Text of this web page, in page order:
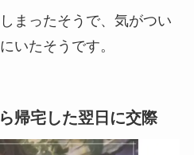
まったそうで、気がつい
いたそうです。
帰宅した翌日に交際